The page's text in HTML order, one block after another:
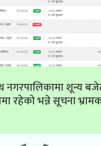
नगरपालिकामा शून्य
रहेको भन्ने सूचना